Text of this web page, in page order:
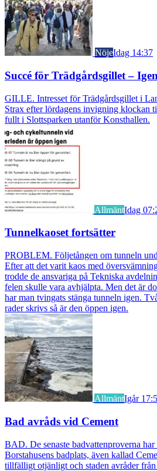
NöjeIdag 14:37
Succé för Trädgårdsgillet – Igen
GILLE. Intresset för Trädgårdsgillet i
Strax efter lördagens invigning klockan
fullt i Slottsparken utanför Konsthallen.
AllmäntIdag
Tunnelkaoset fortsätter
PROBLEM. Följetången om tunneln
Efter att det varit kaos med
trodde de ansvariga på Tekniska
felen skulle vara avhjälpta. Men det är
har man tvingats stänga tunneln igen.
rader skrivs så är den öppen igen.
AllmäntIgår
Bad avråds vid Cement
BAD. De senaste badvattenproverna
Borstahusens badplats, även kallad
tillfälligt otjänligt och staden avråder från